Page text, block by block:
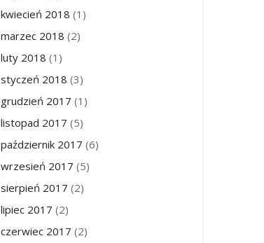
kwiecień 2018 (1)
marzec 2018 (2)
luty 2018 (1)
styczeń 2018 (3)
grudzień 2017 (1)
listopad 2017 (5)
październik 2017 (6)
wrzesień 2017 (5)
sierpień 2017 (2)
lipiec 2017 (2)
czerwiec 2017 (2)